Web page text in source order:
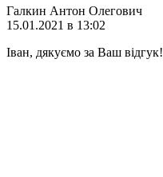
Галкин Антон Олегович
15.01.2021 в 13:02
Іван, дякуємо за Ваш відгук!